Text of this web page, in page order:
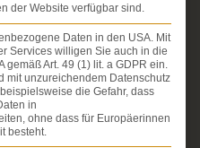
wir als Fachanwälte
bei schweren
über ausgewiesene
bei Unfallfolgen und
und
Ihr Recht steht für uns
der Website verfügbar sind.
Daten in den USA. Mit
Services willigen Sie auch in die
gemäß Art. 49 (1) lit. a GDPR ein.
mit unzureichendem Datenschutz
die Gefahr, dass
in
ohne dass für Europäerinnen
besteht.